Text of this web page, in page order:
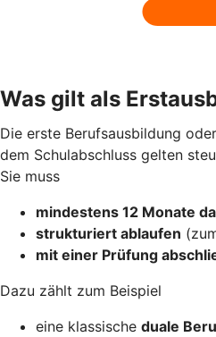
Was gilt als
Die erste Berufsausbildung
dem Schulabschluss gelten
Sie muss
mindestens 12 Monate
strukturiert ablaufen
mit einer Prüfung
Dazu zählt zum Beispiel
eine klassische duale